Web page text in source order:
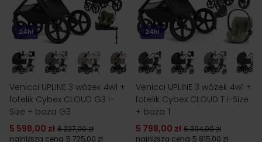
24h!
Venicci UPLINE 3 wózek 4w1 +
fotelik Cybex CLOUD G3 i-
Size + baza G3
5 598,00 zł 6 227,00 zł
najniższa cena 5 725,00 zł
24h!
Venicci UPLINE 3 wózek 4w1 +
fotelik Cybex CLOUD T i-Size
+ baza T
5 798,00 zł 6 394,00 zł
najniższa cena 5 815,00 zł